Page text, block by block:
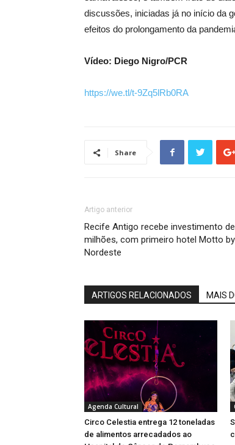
discussões, iniciadas já no início da
efeitos do prolongamento da
Vídeo: Diego Nigro/PCR
https://we.tl/t-9Zq5lRb0RA
Share
Artigo anterior
Recife Antigo recebe investimento
milhões, com primeiro hotel Motto
Nordeste
ARTIGOS RELACIONADOS MAIS
Agenda Cultural
Circo Celestia entrega 12 toneladas
de alimentos arrecadados ao